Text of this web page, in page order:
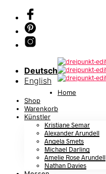
Deutsch
English
Home
Shop
Warenkorb
Künstler
Kristiane Semar
Alexander Arundell
Angela Smets
Michael Darling
Amelie Rose Arundell
Nathan Davies